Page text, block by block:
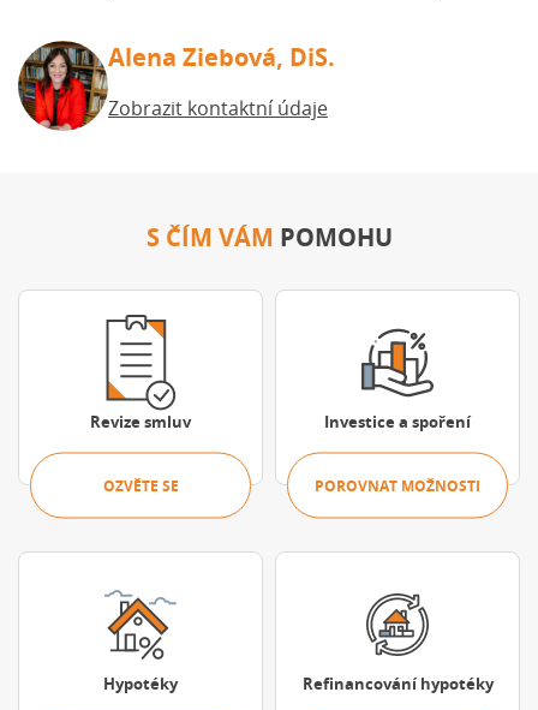
Alena Ziebová, DiS.
Zobrazit kontaktní údaje
S ČÍM VÁM POMOHU
Revize smluv
OZVĚTE SE
Investice a spoření
POROVNAT MOŽNOSTI
Porovnat
Hypotéky
Porovnat nabídky
Refinancování hypotéky
Porovnat